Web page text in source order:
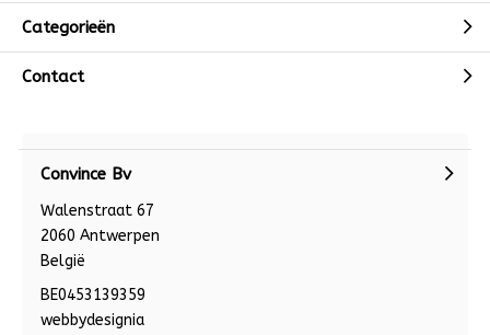
Categorieën
Contact
Convince Bv
Walenstraat 67
2060 Antwerpen
België
BE0453139359
webbydesignia